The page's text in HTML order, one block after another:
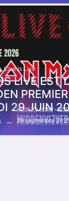
, Live is Live
LIVE EST
29 JUIN
29 septembre